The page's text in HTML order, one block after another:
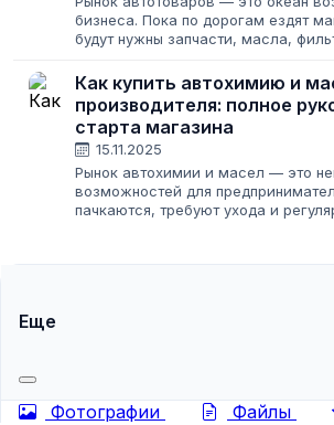
бизнеса. Пока по дорогам ездят
будут нужны запчасти, масла,
недобросовестные поставщики и
Как купить автохимию и
производителя: полное
старта магазина
15.11.2025
Рынок автохимии и масел — это
возможностей для
пачкаются, требуют ухода и
Еще
Фотографии Файлы